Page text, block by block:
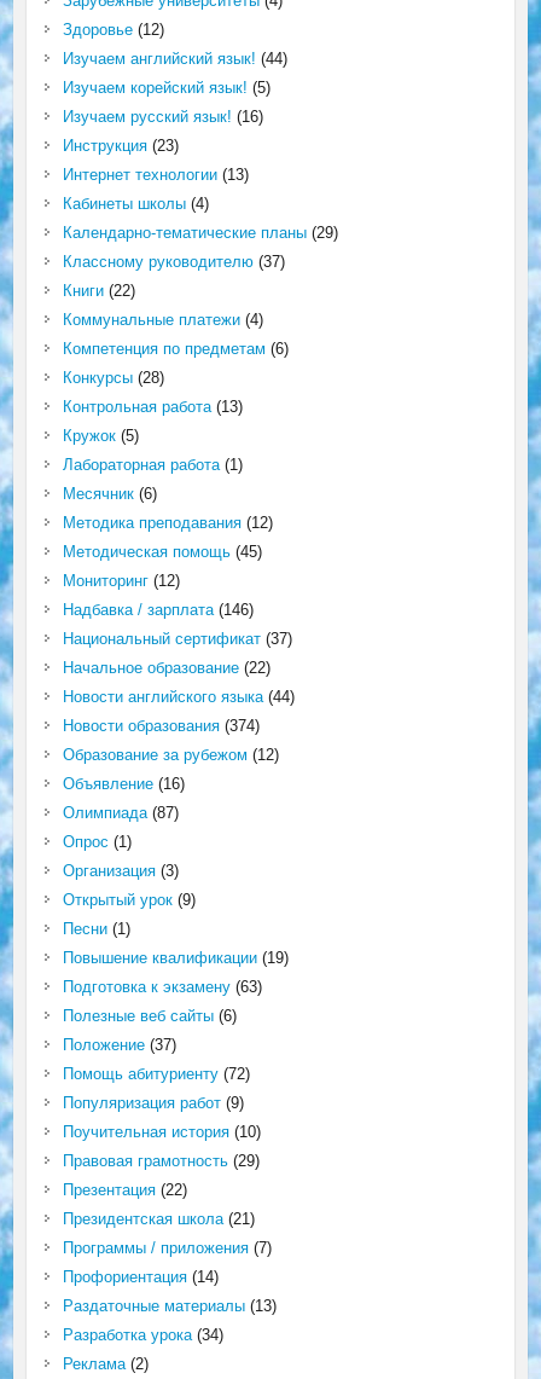
Здоровье(12)
Изучаем английский язык! (44)
Изучаем корейский язык! (5)
Изучаем русский язык! (16)
Инструкция(23)
Интернет технологии(13)
Кабинеты школы(4)
Календарно-тематические планы(29)
Классному руководителю(37)
Книги(22)
Коммунальные платежи(4)
Компетенция по предметам (6)
Конкурсы(28)
Контрольная работа(13)
Кружок(5)
Лабораторная работа(1)
Месячник(6)
Методика преподавания(12)
Методическая помощь(45)
Мониторинг(12)
Надбавка / зарплата(146)
Национальный сертификат(37)
Начальное образование(22)
Новости английского языка(44)
Новости образования(374)
Образование за рубежом (12)
Объявление(16)
Олимпиада(87)
Опрос (1)
Организация(3)
Открытый урок(9)
Песни(1)
Повышение квалификации(19)
Подготовка к экзамену(63)
Полезные веб сайты(6)
Положение(37)
Помощь абитуриенту(72)
Популяризация работ(9)
Поучительная история(10)
Правовая грамотность(29)
Презентация(22)
Президентская школа(21)
Программы / приложения(7)
Профориентация(14)
Раздаточные материалы(13)
Разработка урока(34)
Реклама(2)